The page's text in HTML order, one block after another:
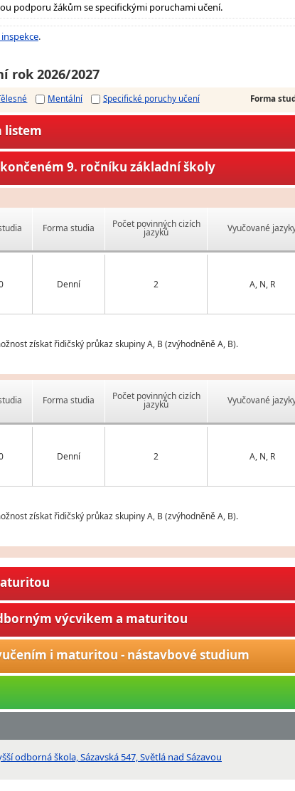
podporu žákům se specifickými poruchami učení.
.
rok 2026/2027
Mentální Specifické poruchy učení Forma
listem
9. ročníku základní školy
Forma studia Počet povinných cizích
jazyků Vyučované
Denní 2 A, N, R
získat řidičský průkaz skupiny A, B (zvýhodněně A, B).
Forma studia Počet povinných cizích
jazyků Vyučované
Denní 2 A, N, R
získat řidičský průkaz skupiny A, B (zvýhodněně A, B).
výcvikem a maturitou
i maturitou - nástavbové studium
odborná škola, Sázavská 547, Světlá nad Sázavou